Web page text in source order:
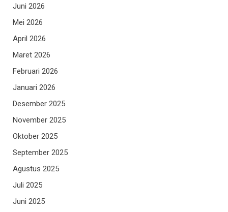
Juni 2026
Mei 2026
April 2026
Maret 2026
Februari 2026
Januari 2026
Desember 2025
November 2025
Oktober 2025
September 2025
Agustus 2025
Juli 2025
Juni 2025